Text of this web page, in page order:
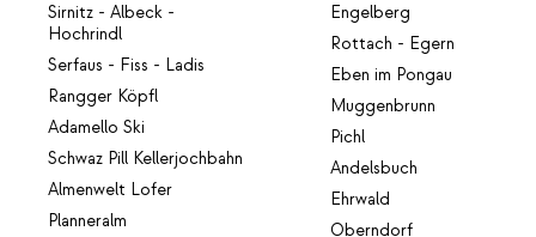
Sirnitz - Albeck -
Hochrindl
Serfaus - Fiss - Ladis
Rangger Köpfl
Adamello Ski
Schwaz Pill Kellerjochbahn
Almenwelt Lofer
Planneralm
Engelberg
Rottach - Egern
Eben im Pongau
Muggenbrunn
Pichl
Andelsbuch
Ehrwald
Oberndorf